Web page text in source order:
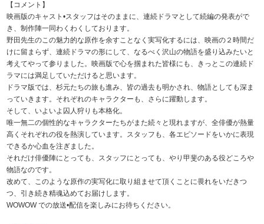
【コメント】
映画版のキャスト•スタッフはそのままに、連続ドラマとして続編の発表がで
き、制作陣一同わくわくしております。
野田先生のこの魅力的な原作を余すことなく実写化するには、映画の２時間だ
けに留まらず、連続ドラマの形にして、なるべく沢山の物語を盛り込みたいと
考えてやって参りました。映画版で心を掴まれた皆様にも、きっとこの連続ド
ラマには満足していただけると思います。
ドラマ版では、杉元たちの旅も進み、皆の過去も明かされ、物語としても深ま
っていきます。それぞれのキャラクターも、さらに躍動します。
そして、いよいよ囚人狩りも本格化。
唯一無二の個性的なキャラクターたちがまた続々と現れますが、全俳優が熱量
高くそれぞれの役を熱演しています。スタッフも、各エピソードをいかに表現
できるか心血を注ぎました。
それだけ俳優陣にとっても、スタッフにとっても、やり甲斐のある役どころや
物語なのです。
改めて、このような原作の実写化に取り組ませて頂くことに畏れをいだきつ
つ、引き続き精魂込めてお届けします。
WOWOW での放送•配信を楽しみにお待ちください。